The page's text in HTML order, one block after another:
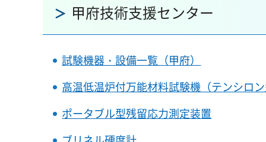
甲府技術支援センター
試験機器・設備一覧（甲府）
高温低温炉付万能材料試験機（テンシロ
ポータブル型残留応力測定装置